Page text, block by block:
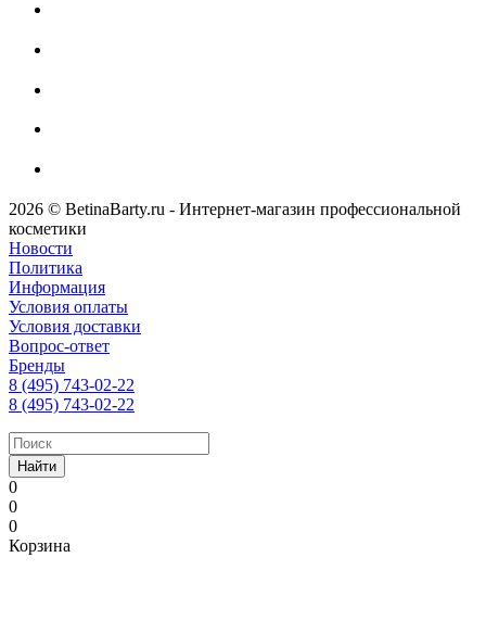
2026 © BetinaBarty.ru - Интернет-магазин профессиональной
косметики
Новости
Политика
Информация
Условия оплаты
Условия доставки
Вопрос-ответ
Бренды
8 (495) 743-02-22
8 (495) 743-02-22
Найти
0
0
0
Корзина